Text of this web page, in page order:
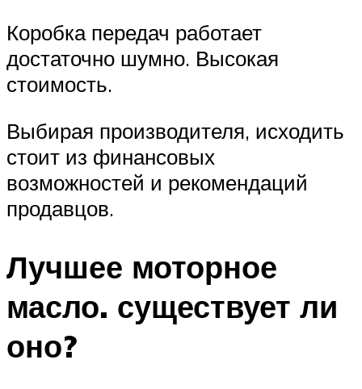
Коробка передач работает
достаточно шумно. Высокая
стоимость.
Выбирая производителя, исходить
стоит из финансовых
возможностей и рекомендаций
продавцов.
Лучшее моторное
масло. существует ли
оно?